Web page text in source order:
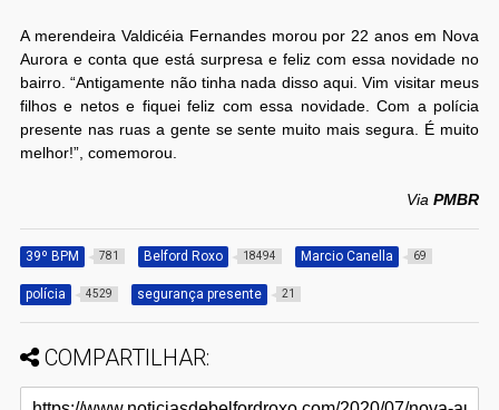
A merendeira Valdicéia Fernandes morou por 22 anos em Nova
Aurora e conta que está surpresa e feliz com essa novidade no
bairro. “Antigamente não tinha nada disso aqui. Vim visitar meus
filhos e netos e fiquei feliz com essa novidade. Com a polícia
presente nas ruas a gente se sente muito mais segura. É muito
melhor!”, comemorou.
ViaPMBR
39º BPM 781 Belford Roxo 18494 Marcio Canella 69
polícia 4529 segurança presente 21
COMPARTILHAR: